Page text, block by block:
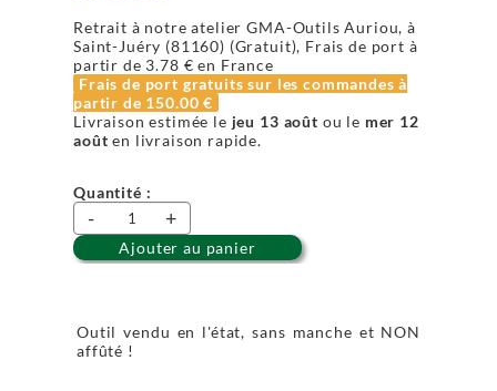
Retrait à notre atelier GMA-Outils Auriou, à
Saint-Juéry (81160) (Gratuit), Frais de port à
partir de 3.78 € en France
Frais de port gratuits sur les commandes à
partir de 150.00 €
Livraison estimée le jeu 13 août ou le mer 12
août en livraison rapide.
Quantité :
- +
Ajouter au panier
Outil vendu en l'état, sans manche et NON
affûté !